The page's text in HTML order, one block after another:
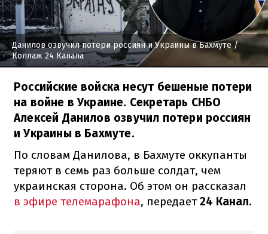
Данилов озвучил потери россиян и Украины в Бахмуте/
Коллаж 24 Канала
Российские войска несут бешеные потери
на войне в Украине. Секретарь СНБО
Алексей Данилов озвучил потери россиян
и Украины в Бахмуте.
По словам Данилова, в Бахмуте оккупанты
теряют в семь раз больше солдат, чем
украинская сторона. Об этом он рассказал
в эфире телемарафона, передает24 Канал.